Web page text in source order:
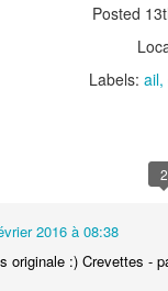
Posted
Labels: ail
2
2016 à 08:38
originale :) Crevettes -
Moelleux